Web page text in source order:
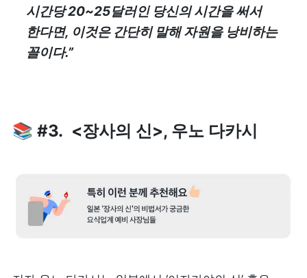
시간당 20~25달러인 당신의 시간을 써서
한다면, 이것은 간단히 말해 자원을 낭비하는
꼴이다.”
📚 #3.  <장사의 신>, 우노 다카시